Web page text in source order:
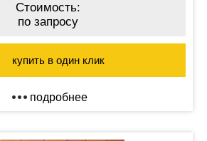
Стоимость:
по запросу
купить в один клик
подробнее